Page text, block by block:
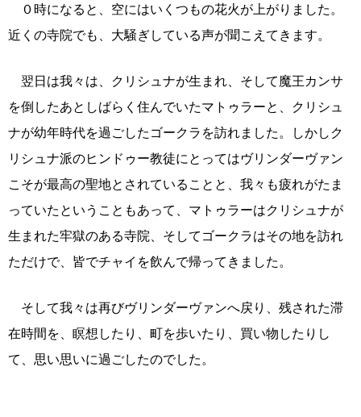
０時になると、空にはいくつもの花火が上がりました。
近くの寺院でも、大騒ぎしている声が聞こえてきます。
翌日は我々は、クリシュナが生まれ、そして魔王カンサ
を倒したあとしばらく住んでいたマトゥラーと、クリシュ
ナが幼年時代を過ごしたゴークラを訪れました。しかしク
リシュナ派のヒンドゥー教徒にとってはヴリンダーヴァン
こそが最高の聖地とされていることと、我々も疲れがたま
っていたということもあって、マトゥラーはクリシュナが
生まれた牢獄のある寺院、そしてゴークラはその地を訪れ
ただけで、皆でチャイを飲んで帰ってきました。
そして我々は再びヴリンダーヴァンへ戻り、残された滞
在時間を、瞑想したり、町を歩いたり、買い物したりし
て、思い思いに過ごしたのでした。